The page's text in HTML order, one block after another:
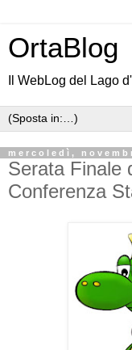
OrtaBlog
Il WebLog del Lago
mercoledì,
Serata Finale
Conferenza